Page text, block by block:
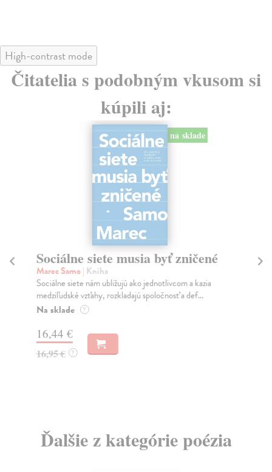
High-contrast mode
Čitatelia s podobným vkusom si
kúpili aj:
na sklade
Sociálne siete musia byť zničené
Marec Samo| Kniha
Sociálne siete nám ubližujú ako jednotlivcom a kazia
medziľudské vzťahy, rozkladajú spoločnosť a def...
Na sklade ?
16,44 €
16,95 € ?
Ďalšie z kategórie poézia